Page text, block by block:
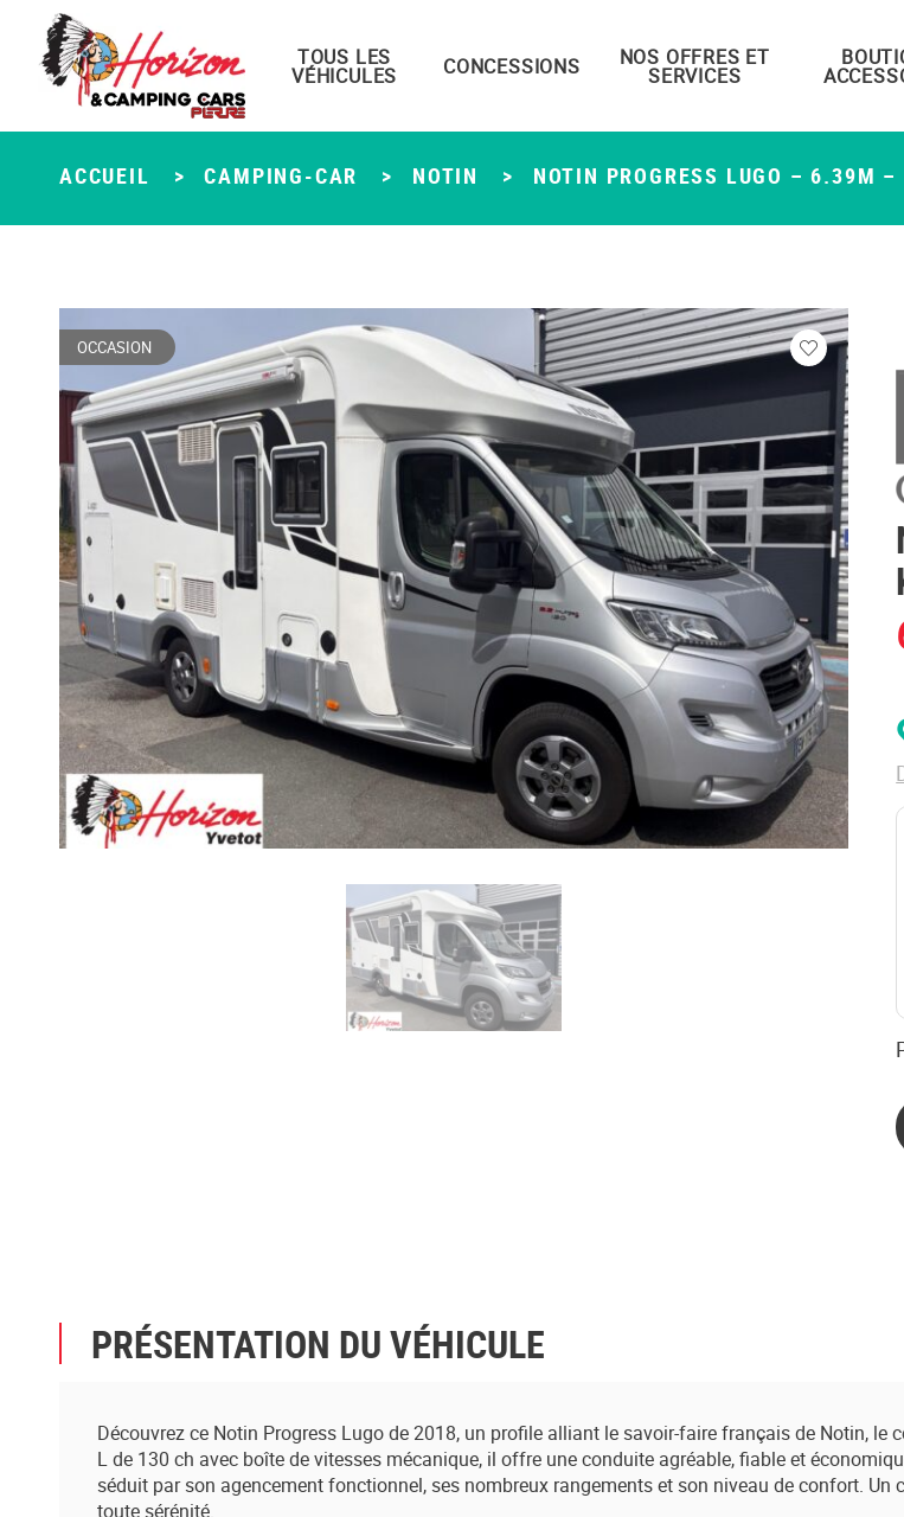
Passer
contenu
Menu principal
TOUS LES
VÉHICULES CONCESSIONS NOS OFFRES ET
SERVICES
ACCUEIL > CAMPING-CAR > NOTIN > NOTIN PROGRESS LUGO – 6.39M
OCCASION
Veuillez
vous
connecter
PRÉSENTATION DU VÉHICULE
Découvrez ce Notin Progress Lugo de 2018, un profile alliant le savoir-faire français de Notin,
L de 130 ch avec boîte de vitesses mécanique, il offre une conduite agréable, fiable et
séduit par son agencement fonctionnel, ses nombreux rangements et son niveau de confort.
toute sérénité.